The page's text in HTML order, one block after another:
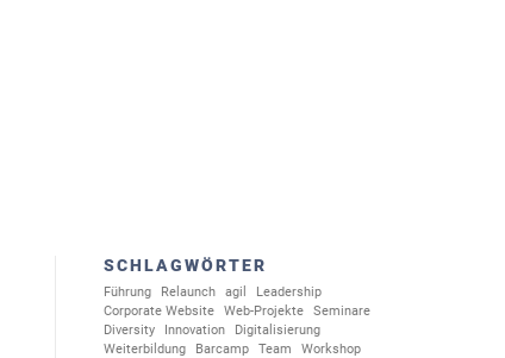
SCHLAGWÖRTER
Führung Relaunch agil
Leadership
Corporate Website
Web-Projekte
Seminare
Diversity
Innovation
Digitalisierung
Weiterbildung
Barcamp Team
Workshop